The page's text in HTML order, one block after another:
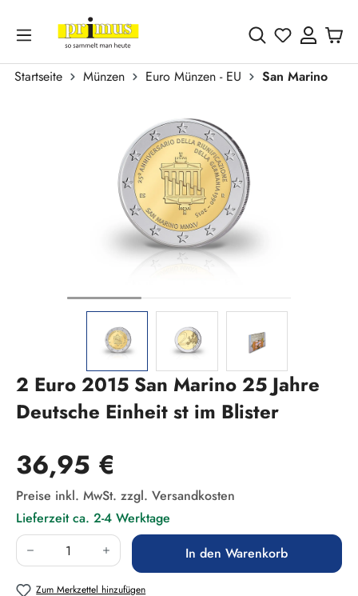
Zum Hauptinhalt springen
Du hast 0
Startseite Münzen Euro Münzen - EU
San Marino
2 Euro 2015 San Marino 25 Jahre
Deutsche Einheit st im Blister
Regulärer Preis:
36,95 €
Preise inkl. MwSt. zzgl. Versandkosten
Lieferzeit ca. 2-4 Werktage
Produkt Anzahl: Gib den gewünschten Wert
In den Warenkorb
Zum Merkzettel hinzufügen